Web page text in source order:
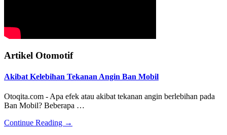
Artikel Otomotif
Akibat Kelebihan Tekanan Angin Ban Mobil
Otoqita.com - Apa efek atau akibat tekanan angin berlebihan pada
Ban Mobil? Beberapa …
Continue Reading about
→